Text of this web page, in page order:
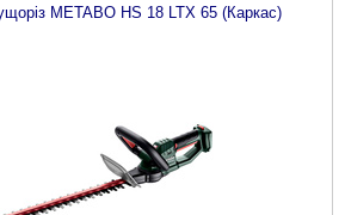
METABO HS 18 LTX 65 (Каркас)